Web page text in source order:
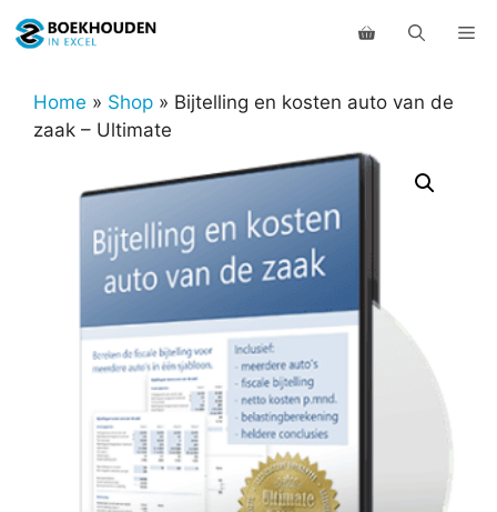
naar
inhoudHome » Shop » Bijtelling en kosten auto van de
zaak – Ultimate